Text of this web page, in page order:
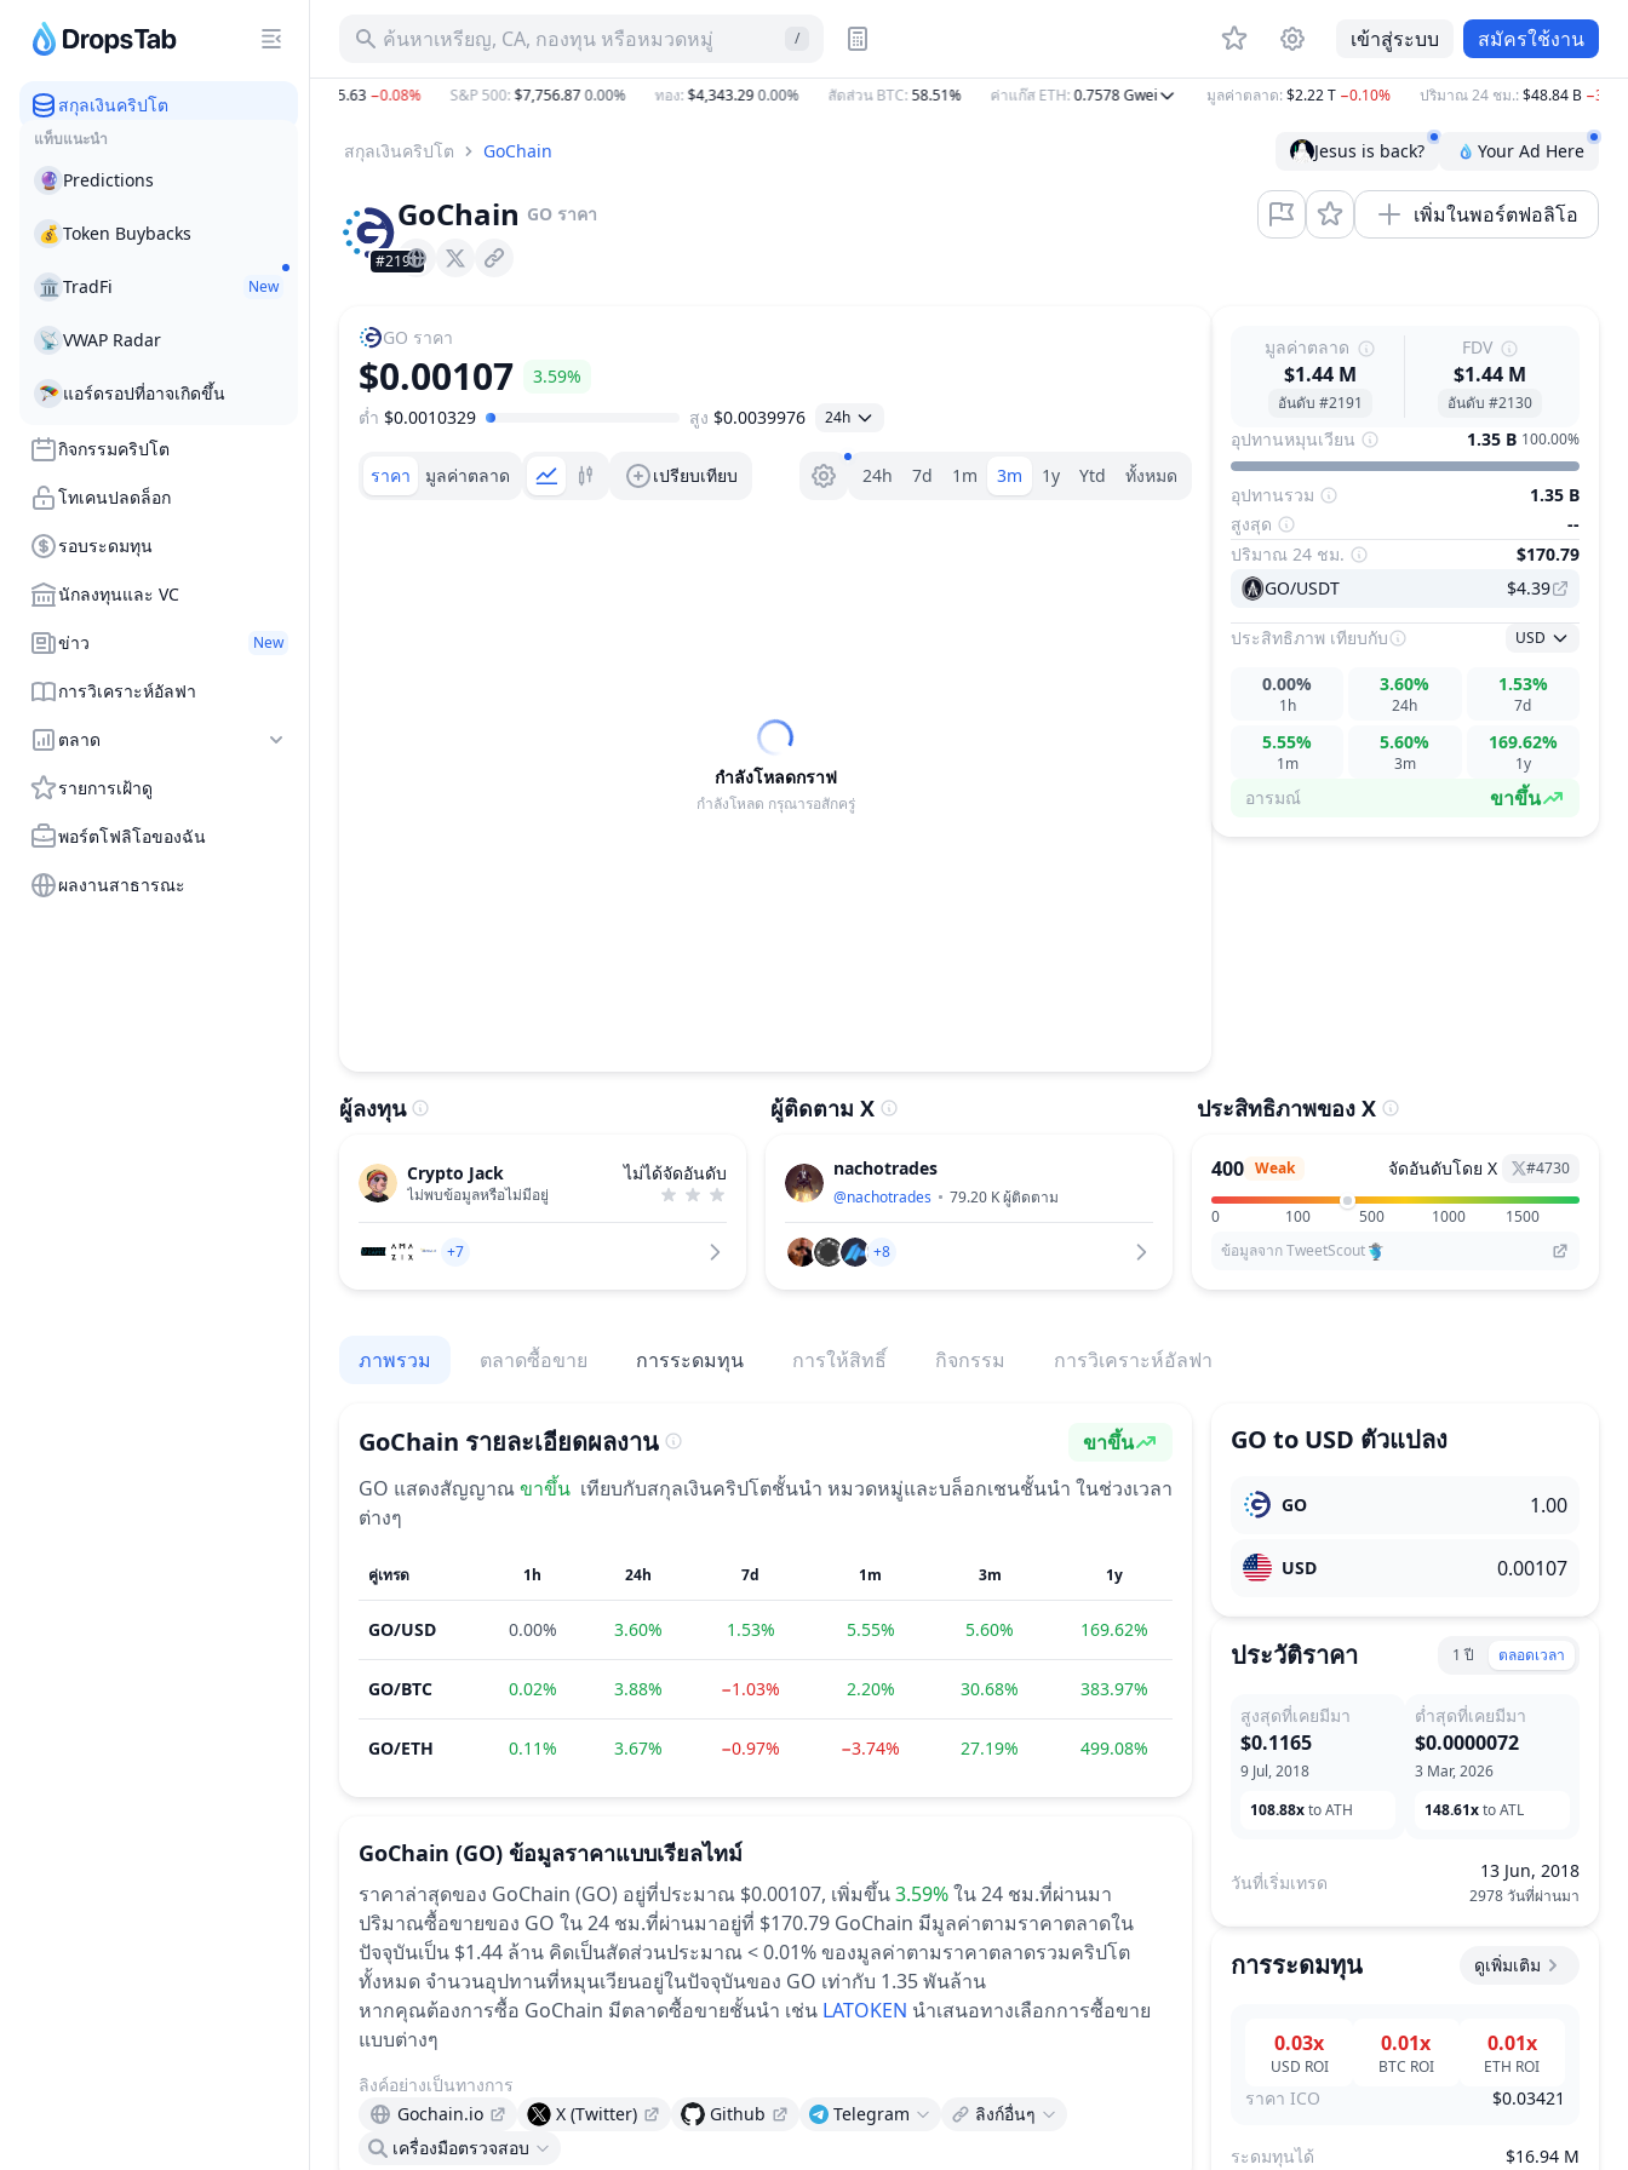
สกุลเงินคริปโต
แท็บแนะนำ
🔮 Predictions
💰 Token Buybacks
🏛 TradFi New
📡 VWAP Radar
🪂 แอร์ดรอปที่อาจเกิดขึ้น
กิจกรรมคริปโต
โทเคนปลดล็อก
รอบระดมทุน
นักลงทุนและ VC
ข่าว New
การวิเคราะห์อัลฟา
ตลาด
รายการเฝ้าดู
พอร์ตโฟลิโอของฉัน
ผลงานสาธารณะ
ค้นหาเหรียญ, CA, กองทุน หรือหมวดหมู่ / เข้าสู่ระบบ สมัครใช้งาน
BTC $64,824.16 $1,915.63−0.08% S&P 500:$7,756.870.00% ทอง:$4,343.290.00% สัดส่วน BTC:58.51% ค่าแก๊ส ETH:0.7578Gwei มูลค่าตลาด:$2.22 T−0.10% ปริมาณ 24 ชม.:$48.84 B−37.12%
สกุลเงินคริปโต GoChain Jesus is back? Your Ad Here
#2191
GoChain GO ราคา เพิ่มในพอร์ตฟอลิโอ
X (Twitter)
GO ราคา
$0.00107 3.59%
ช่วงราคา
ต่ำ $0.0010329 สูง $0.0039976 24h
ราคา มูลค่าตลาด เปรียบเทียบ ตัวเลือกระยะ
24h 7d 1m 3m 1y Ytd ทั้งหมด
กำลังโหลดกราฟ
กำลังโหลด กรุณารอสักครู่
มูลค่าตลาด
$1.44 M
อันดับ #2191
FDV
$1.44 M
อันดับ #2130
อุปทานหมุนเวียน 1.35 B 100.00%
อุปทานรวม
1.35 B
สูงสุด
--
ปริมาณ 24 ชม.
$170.79
GO/USDT
$4.39
ประสิทธิภาพ เทียบกับ USD
1h
0.00%
24h
3.60%
7d
1.53%
1m
5.55%
3m
5.60%
1y
169.62%
อารมณ์ ขาขึ้น
ผู้ลงทุน
Crypto Jack
ไม่พบข้อมูลหรือไม่มีอยู่
ไม่ได้จัดอันดับ
+7
ผู้ติดตาม X
nachotrades
@nachotrades 79.20 Kผู้ติดตาม
+8
ประสิทธิภาพของ X
400 Weak จัดอันดับโดย X #4730
0 100 500 1000
1500
ข้อมูลจาก TweetScout
ภาพรวม ตลาดซื้อขาย การระดมทุน การให้สิทธิ์ กิจกรรม การวิเคราะห์อัลฟา
GoChain รายละเอียดผลงาน อารมณ์
ขาขึ้น
GO แสดงสัญญาณขาขึ้น เทียบกับสกุลเงินคริปโตชั้นนำ หมวดหมู่และบล็อกเชนชั้นนำ ในช่วงเวลา
ต่างๆ
คู่เทรด 1h 24h 7d 1m 3m 1y
GO/USD 0.00% 3.60% 1.53% 5.55% 5.60% 169.62%
GO/BTC 0.02% 3.88% −1.03% 2.20% 30.68% 383.97%
GO/ETH 0.11% 3.67% −0.97% −3.74% 27.19% 499.08%
GO to USD ตัวแปลง
GO
USD
ประวัติราคา 1 ปี ตลอดเวลา
สูงสุดที่เคยมีมา
9 Jul, 2018
$0.1165
108.88xto ATH
ต่ำสุดที่เคยมีมา
3 Mar, 2026
$0.0000072
148.61xto ATL
วันที่เริ่มเทรด
13 Jun, 2018
2978 วันที่ผ่านมา
การระดมทุน ดูเพิ่มเติม
0.03x
USD ROI
0.01x
BTC ROI
0.01x
ETH ROI
ราคา ICO $0.03421
ระดมทุนได้ $16.94 M
GoChain (GO) ข้อมูลราคาแบบเรียลไทม์
ราคาล่าสุดของ GoChain (GO) อยู่ที่ประมาณ $0.00107, เพิ่มขึ้น3.59%ใน 24 ชม.ที่ผ่านมา
ปริมาณซื้อขายของ GO ใน 24 ชม.ที่ผ่านมาอยู่ที่ $170.79 GoChain มีมูลค่าตามราคาตลาดใน
ปัจจุบันเป็น $1.44 ล้าน คิดเป็นสัดส่วนประมาณ < 0.01% ของมูลค่าตามราคาตลาดรวมคริปโต
ทั้งหมด จำนวนอุปทานที่หมุนเวียนอยู่ในปัจจุบันของ GO เท่ากับ 1.35 พันล้าน
หากคุณต้องการซื้อ GoChain มีตลาดซื้อขายชั้นนำ เช่น LATOKEN นำเสนอทางเลือกการซื้อขาย
แบบต่างๆ
ลิงค์อย่างเป็นทางการ
Gochain.io
X (Twitter) Github Telegram
ลิงก์อื่นๆ
เครื่องมือตรวจสอบ